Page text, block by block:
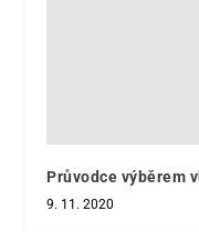
Průvodce výběrem
9. 11. 2020